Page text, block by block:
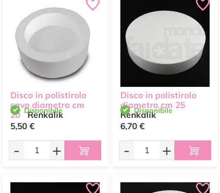
Disco in polistirolo
cavo diametro cm
20 Renkalik
Disponibile
5,50 €
- +
Disco in polistirolo
diametro cm 25
Renkalik
Disponibile
6,70 €
- +